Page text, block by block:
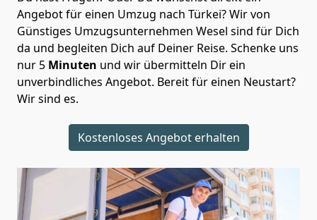
Angebot für einen Umzug nach Türkei? Wir von
Günstiges Umzugsunternehmen Wesel sind für Dich
da und begleiten Dich auf Deiner Reise. Schenke uns
nur 5 Minuten und wir übermitteln Dir ein
unverbindliches Angebot. Bereit für einen Neustart?
Wir sind es.
Kostenloses Angebot erhalten